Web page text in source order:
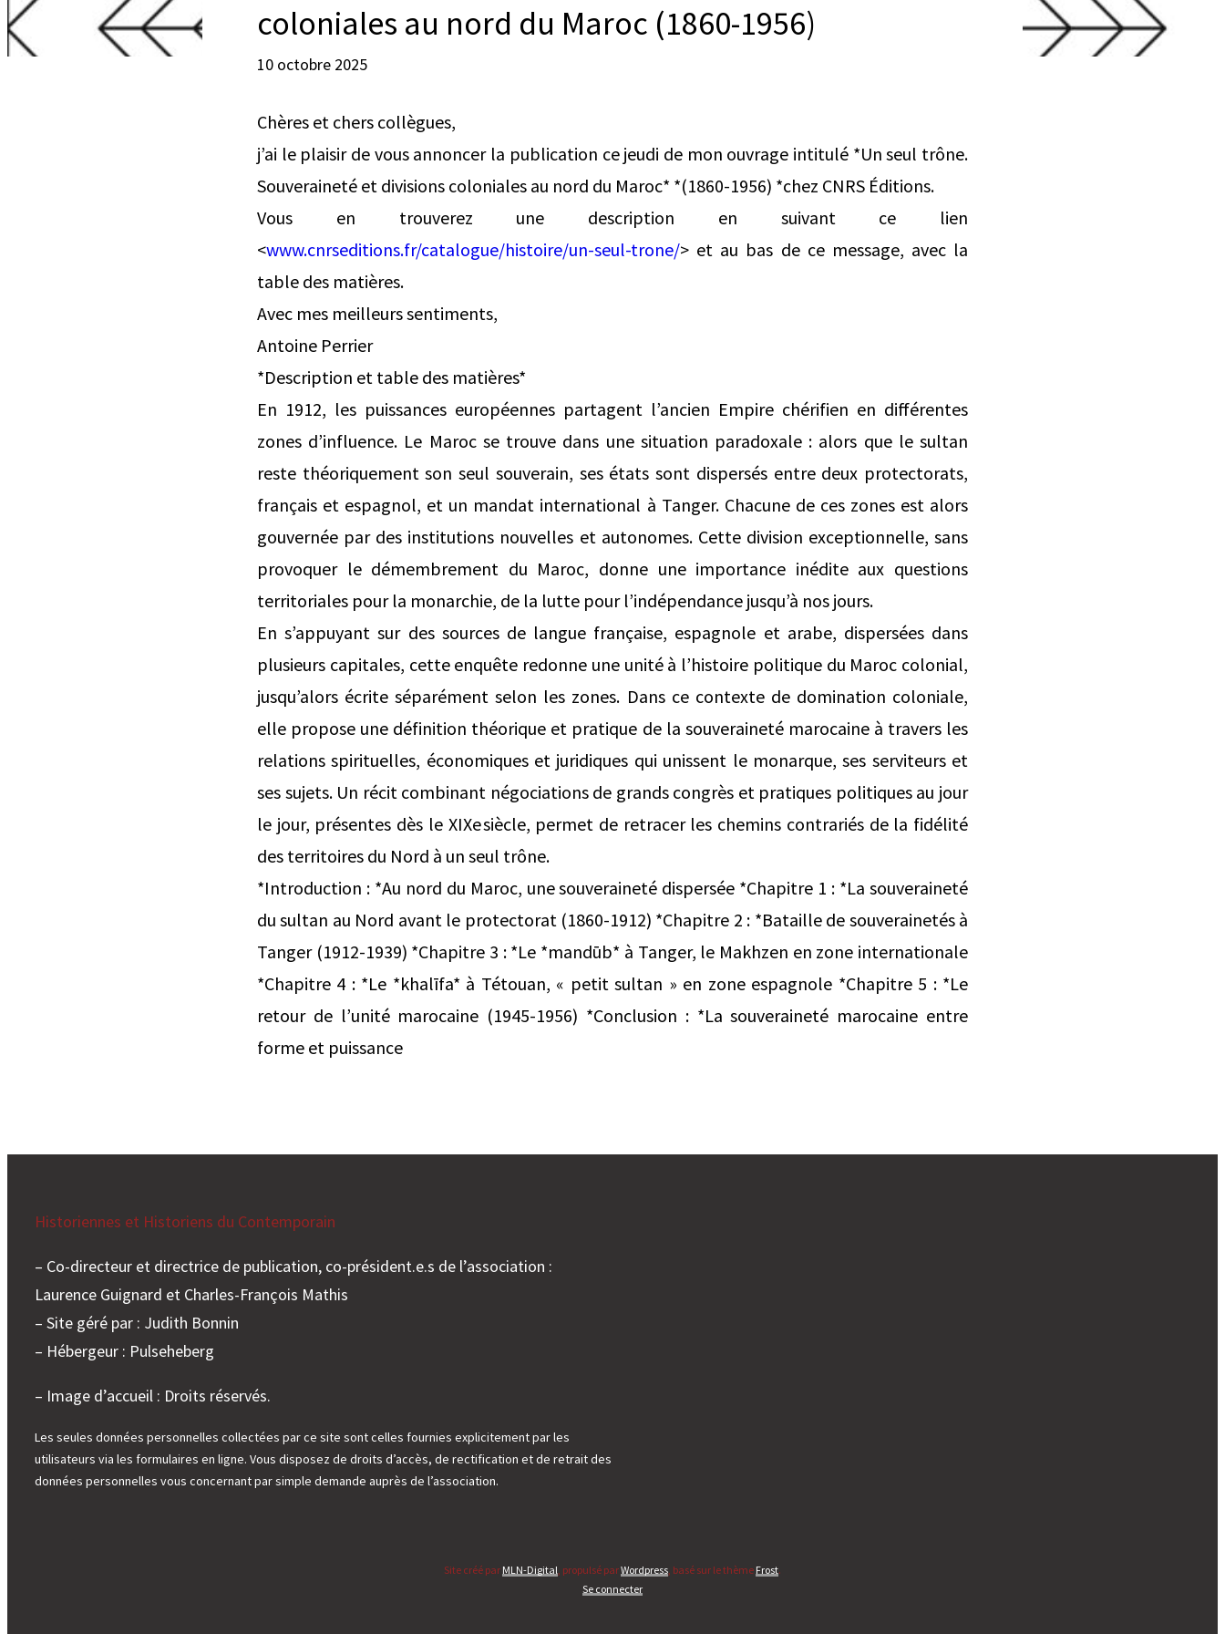
coloniales au nord du Maroc (1860-1956)
10 octobre 2025
Chères et chers collègues,
j’ai le plaisir de vous annoncer la publication ce jeudi de mon ouvrage intitulé *Un seul trône.
Souveraineté et divisions coloniales au nord du Maroc* *(1860-1956) *chez CNRS Éditions.
Vous en trouverez une description en suivant ce lien
<www.cnrseditions.fr/catalogue/histoire/un-seul-trone/> et au bas de ce message, avec la
table des matières.
Avec mes meilleurs sentiments,
Antoine Perrier
*Description et table des matières*
En 1912, les puissances européennes partagent l’ancien Empire chérifien en différentes
zones d’influence. Le Maroc se trouve dans une situation paradoxale : alors que le sultan
reste théoriquement son seul souverain, ses états sont dispersés entre deux protectorats,
français et espagnol, et un mandat international à Tanger. Chacune de ces zones est alors
gouvernée par des institutions nouvelles et autonomes. Cette division exceptionnelle, sans
provoquer le démembrement du Maroc, donne une importance inédite aux questions
territoriales pour la monarchie, de la lutte pour l’indépendance jusqu’à nos jours.
En s’appuyant sur des sources de langue française, espagnole et arabe, dispersées dans
plusieurs capitales, cette enquête redonne une unité à l’histoire politique du Maroc colonial,
jusqu’alors écrite séparément selon les zones. Dans ce contexte de domination coloniale,
elle propose une définition théorique et pratique de la souveraineté marocaine à travers les
relations spirituelles, économiques et juridiques qui unissent le monarque, ses serviteurs et
ses sujets. Un récit combinant négociations de grands congrès et pratiques politiques au jour
le jour, présentes dès le XIXe siècle, permet de retracer les chemins contrariés de la fidélité
des territoires du Nord à un seul trône.
*Introduction : *Au nord du Maroc, une souveraineté dispersée *Chapitre 1 : *La souveraineté
du sultan au Nord avant le protectorat (1860-1912) *Chapitre 2 : *Bataille de souverainetés à
Tanger (1912-1939) *Chapitre 3 : *Le *mandūb* à Tanger, le Makhzen en zone internationale
*Chapitre 4 : *Le *khalīfa* à Tétouan, « petit sultan » en zone espagnole *Chapitre 5 : *Le
retour de l’unité marocaine (1945-1956) *Conclusion : *La souveraineté marocaine entre
forme et puissance
Historiennes et Historiens du Contemporain
– Co-directeur et directrice de publication, co-président.e.s de l’association :
Laurence Guignard et Charles-François Mathis
– Site géré par : Judith Bonnin
– Hébergeur : Pulseheberg
– Image d’accueil : Droits réservés.
Les seules données personnelles collectées par ce site sont celles fournies explicitement par les
utilisateurs via les formulaires en ligne. Vous disposez de droits d’accès, de rectification et de retrait des
données personnelles vous concernant par simple demande auprès de l’association.
Site créé par MLN-Digital, propulsé parWordpress, basé sur le thème Frost.
Se connecter